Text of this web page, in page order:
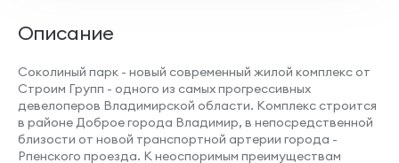
Совмещенный санузел
Наличие лоджии
Описание
Соколиный парк - новый современный жилой комплекс от
Строим Групп - одного из самых прогрессивных
девелоперов Владимирской области. Комплекс строится
в районе Доброе города Владимир, в непосредственной
близости от новой транспортной артерии города -
Рпенского проезда. К неоспоримым преимуществам